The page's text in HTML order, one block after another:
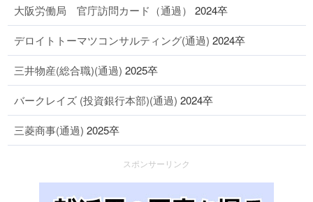
大阪労働局 官庁訪問カード（通過） 2024卒
デロイトトーマツコンサルティング(通過) 2024卒
三井物産(総合職)(通過) 2025卒
バークレイズ (投資銀行本部)(通過) 2024卒
三菱商事(通過) 2025卒
スポンサーリンク